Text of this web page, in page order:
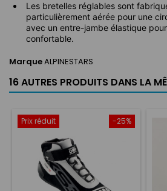
Les bretelles réglables sont
particulièrement aérée pour une
avec un entre-jambe élastique
confortable.
MarqueALPINESTARS
16 AUTRES PRODUITS DANS LA
-25%
Prix réduit